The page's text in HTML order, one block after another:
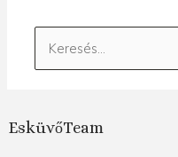
Keresés:
EsküvőTeam